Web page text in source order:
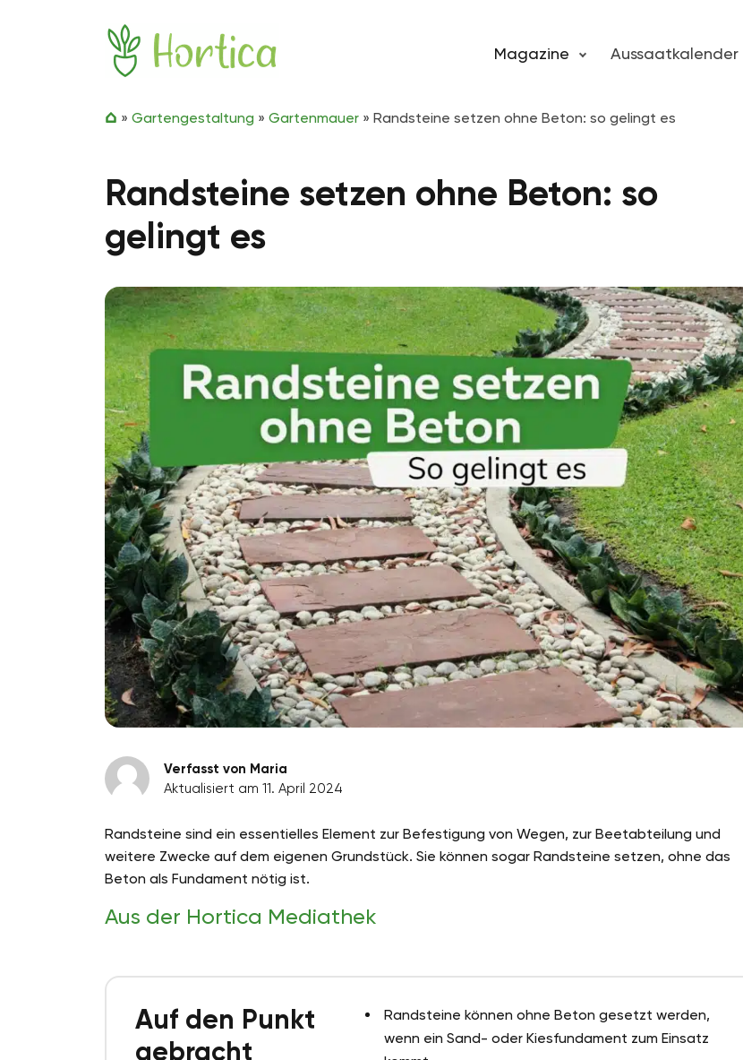
Magazine Aussaatkalender
» Gartengestaltung » Gartenmauer » Randsteine setzen ohne Beton: so gelingt es
Randsteine setzen ohne Beton: so
gelingt es
Verfasst von Maria
Aktualisiert am 11. April 2024
Randsteine sind ein essentielles Element zur Befestigung von Wegen, zur Beetabteilung und
weitere Zwecke auf dem eigenen Grundstück. Sie können sogar Randsteine setzen, ohne das
Beton als Fundament nötig ist.
Aus der Hortica Mediathek
Auf den Punkt
gebracht
Randsteine können ohne Beton gesetzt werden,
wenn ein Sand- oder Kiesfundament zum Einsatz